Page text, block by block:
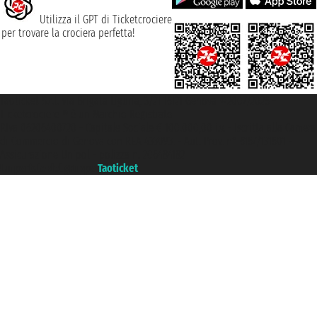
Utilizza il GPT di Ticketcrociere
per trovare la crociera perfetta!
Taoticket